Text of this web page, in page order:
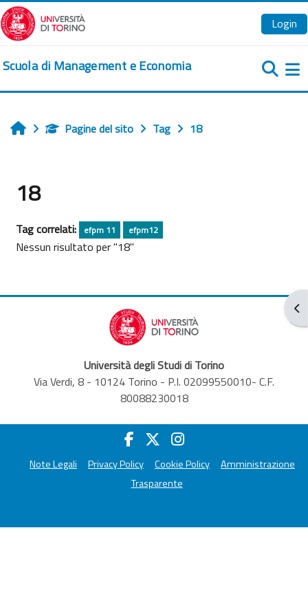
Vai al contenuto principale
Login
Scuola di Management e Economia
HomePagine del sito Tag 18
18
Tag correlati: efpm 11 efpm12
Nessun risultato per "18"
Università degli Studi di Torino
Via Verdi, 8 - 10124 Torino - P.I. 02099550010- C.F.
80088230018
Note Legali Privacy Policy Cookie Policy
Amministrazione
Trasparente